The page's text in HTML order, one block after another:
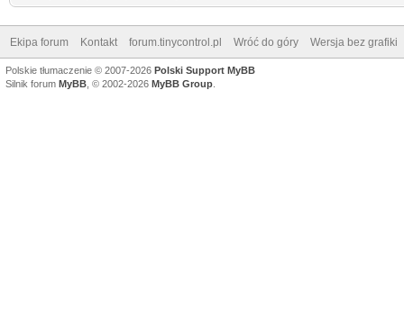
Ekipa forum Kontakt forum.tinycontrol.pl Wróć do góry Wersja bez grafiki
Polskie tłumaczenie © 2007-2026 Polski Support MyBB
Silnik forum MyBB , © 2002-2026 MyBB Group